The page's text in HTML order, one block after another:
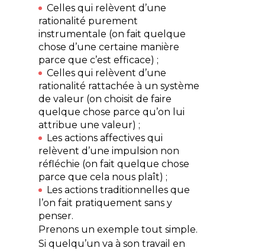
Celles qui relèvent d’une
rationalité purement
instrumentale (on fait quelque
chose d’une certaine manière
parce que c’est efficace) ;
Celles qui relèvent d’une
rationalité rattachée à un système
de valeur (on choisit de faire
quelque chose parce qu’on lui
attribue une valeur) ;
Les actions affectives qui
relèvent d’une impulsion non
réfléchie (on fait quelque chose
parce que cela nous plaît) ;
Les actions traditionnelles que
l’on fait pratiquement sans y
penser.
Prenons un exemple tout simple.
Si quelqu’un va à son travail en